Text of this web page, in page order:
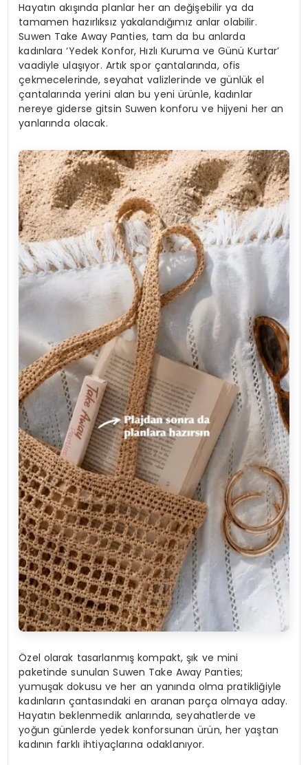
Hayatın akışında planlar her an değişebilir ya da
tamamen hazırlıksız yakalandığımız anlar olabilir.
Suwen Take Away Panties, tam da bu anlarda
kadınlara ‘Yedek Konfor, Hızlı Kuruma ve Günü Kurtar’
vaadiyle ulaşıyor. Artık spor çantalarında, ofis
çekmecelerinde, seyahat valizlerinde ve günlük el
çantalarında yerini alan bu yeni ürünle, kadınlar
nereye giderse gitsin Suwen konforu ve hijyeni her an
yanlarında olacak.
Özel olarak tasarlanmış kompakt, şık ve mini
paketinde sunulan Suwen Take Away Panties;
yumuşak dokusu ve her an yanında olma pratikliğiyle
kadınların çantasındaki en aranan parça olmaya aday.
Hayatın beklenmedik anlarında, seyahatlerde ve
yoğun günlerde yedek konforsunan ürün, her yaştan
kadının farklı ihtiyaçlarına odaklanıyor.